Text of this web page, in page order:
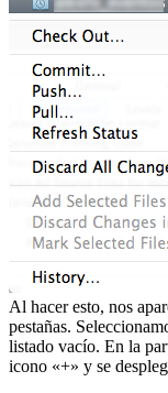
Al hacer esto, nos
pestañas.
listado vacío. En la
icono «+» y se